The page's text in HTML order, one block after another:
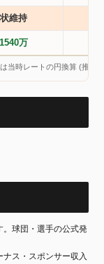
維持
万
当時レートの円換算 (推定)
。球団・選手の公式発
ス・スポンサー収入